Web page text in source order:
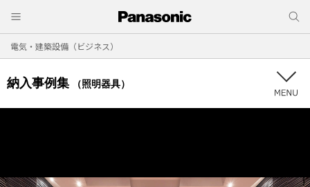
電気・建築設備（ビジネス）
納入事例集 （照明器具）